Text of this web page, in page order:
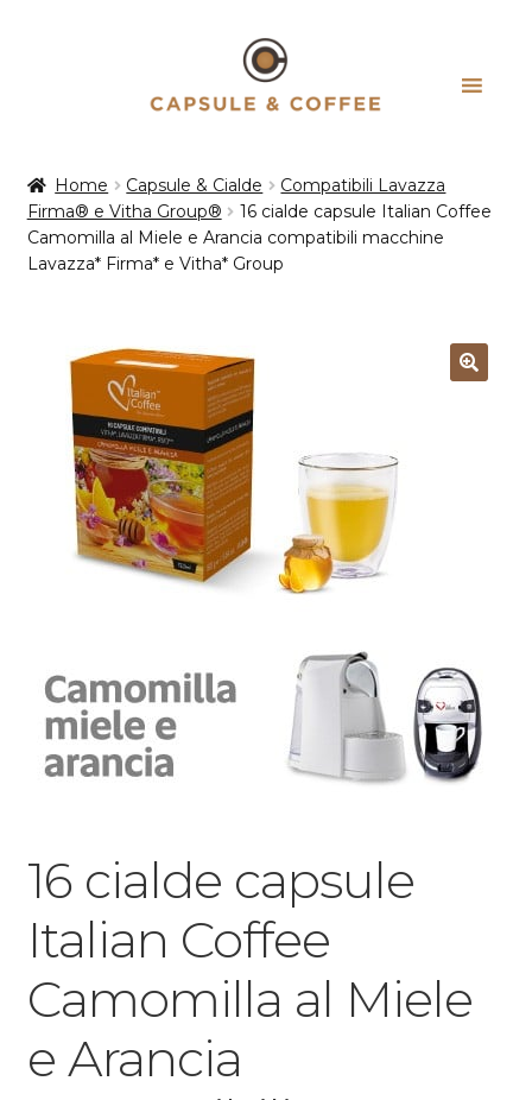
Home Capsule & Cialde
Compatibili Lavazza
Firma® e Vitha Group®
16 cialde capsule Italian Coffee
Camomilla al Miele e Arancia compatibili macchine
Lavazza* Firma* e Vitha* Group
Esaurito!
16 cialde capsule
Italian Coffee
Camomilla al Miele
e Arancia